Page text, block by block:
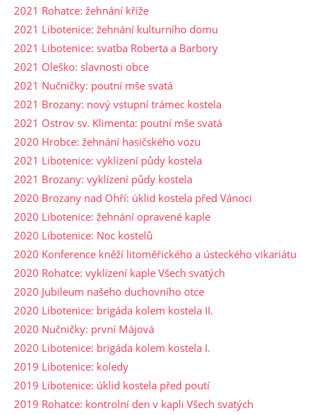
2021 Rohatce: žehnání kříže
2021 Libotenice: žehnání kulturního domu
2021 Libotenice: svatba Roberta a Barbory
2021 Oleško: slavnosti obce
2021 Nučničky: poutní mše svatá
2021 Brozany: nový vstupní trámec kostela
2021 Ostrov sv. Klimenta: poutní mše svatá
2020 Hrobce: žehnání hasičského vozu
2021 Libotenice: vyklízení půdy kostela
2021 Brozany: vyklízení půdy kostela
2020 Brozany nad Ohří: úklid kostela před Vánoci
2020 Libotenice: žehnání opravené kaple
2020 Libotenice: Noc kostelů
2020 Konference kněží litoměřického a ústeckého vikariátu
2020 Rohatce: vyklízení kaple Všech svatých
2020 Jubileum našeho duchovního otce
2020 Libotenice: brigáda kolem kostela II.
2020 Nučničky: první Májová
2020 Libotenice: brigáda kolem kostela I.
2019 Libotenice: koledy
2019 Libotenice: úklid kostela před poutí
2019 Rohatce: kontrolní den v kapli Všech svatých